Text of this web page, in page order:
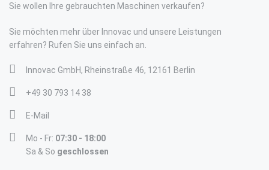
Sie wollen Ihre gebrauchten Maschinen verkaufen?
Sie möchten mehr über Innovac und unsere Leistungen
erfahren? Rufen Sie uns einfach an.
Innovac GmbH, Rheinstraße 46, 12161 Berlin
+49 30 793 14 38
E-Mail
Mo - Fr: 07:30 - 18:00
Sa & So geschlossen